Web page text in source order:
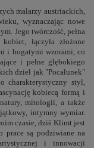
malarzy austriackich,
wyznaczając nowe
Jego twórczość, pełna
łączyła złożone
i bogatymi wzorami, co
i pełne głębokiego
dzieł jak "Pocałunek"
charakterystyczny styl,
kobiecą formą i
mitologii, a także
intymny wymiar.
czasie, dziś Klimt jest
prace są podziwiane na
i innowacji